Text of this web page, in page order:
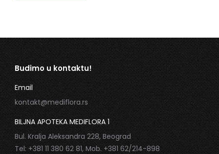
Budimo u kontaktu!
Email
kontakt@mediflora.rs
BILJNA APOTEKA MEDIFLORA 1
Bul. Kralja Aleksandra 228, Beograd
Tel: +381 11 380 62 81, Mob. +381 62/214-898